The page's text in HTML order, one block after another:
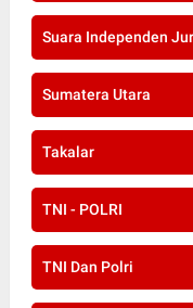
Sumatera Utara
Takalar
TNI - POLRI
TNI Dan Polri